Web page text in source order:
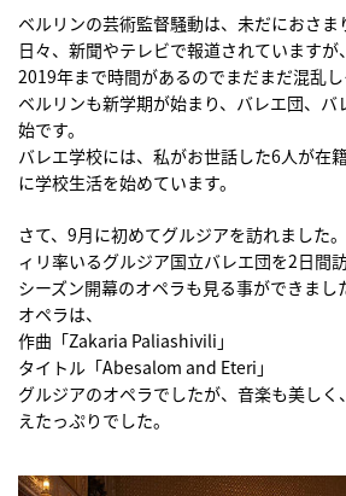
ベルリンの芸術監督騒動は、未だにおさま
日々、新聞やテレビで報道されています
2019年まで時間があるのでまだまだ混乱し
ベルリンも新学期が始まり、バレエ団、バ
始です。
バレエ学校には、私がお世話した6人が在
に学校生活を始めています。
さて、9月に初めてグルジアを訪れました
ィリ率いるグルジア国立バレエ団を2日間
シーズン開幕のオペラも見る事ができまし
オペラは、
作曲「Zakaria Paliashivili」
タイトル「Abesalom and Eteri」
グルジアのオペラでしたが、音楽も美し
えたっぷりでした。